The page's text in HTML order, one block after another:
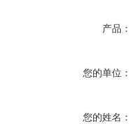
产品：
您的单位：
您的姓名：